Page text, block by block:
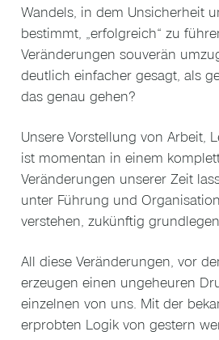
Wandels, in dem Unsicherheit
bestimmt, „erfolgreich“ zu
Veränderungen souverän
deutlich einfacher gesagt, als
das genau gehen?
Unsere Vorstellung von Arbeit,
ist momentan in einem
Veränderungen unserer Zeit
unter Führung und
verstehen, zukünftig
All diese Veränderungen, vor
erzeugen einen ungeheuren
einzelnen von uns. Mit der
erprobten Logik von gestern